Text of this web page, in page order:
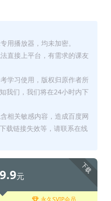
用播放器，均未加密。
直接上平台，有需求的课友
学习使用，版权归原作者所
我们，我们将在24小时内下
相关敏感内容，造成百度网
载链接失效等，请联系在线
下载
元